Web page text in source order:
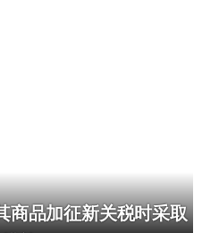
商品加征新关税时采取